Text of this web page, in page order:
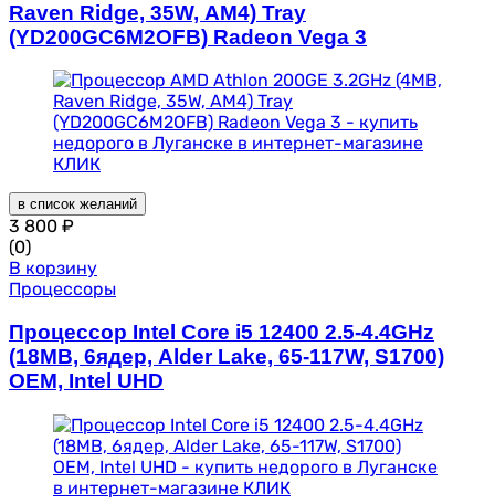
Raven Ridge, 35W, AM4) Tray
(YD200GC6M2OFB) Radeon Vega 3
в список желаний
3 800 ₽
(0)
В корзину
Процессоры
Процессор Intel Core i5 12400 2.5-4.4GHz
(18MB, 6ядер, Alder Lake, 65-117W, S1700)
OEM, Intel UHD